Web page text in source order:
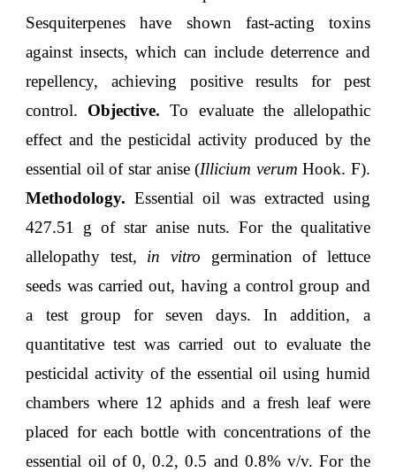
Sesquiterpenes have shown fast-acting toxins
against insects, which can include deterrence and
repellency, achieving positive results for pest
control. Objective. To evaluate the allelopathic
effect and the pesticidal activity produced by the
essential oil of star anise (Illicium verum Hook. F).
Methodology. Essential oil was extracted using
427.51 g of star anise nuts. For the qualitative
allelopathy test, in vitro germination of lettuce
seeds was carried out, having a control group and
a test group for seven days. In addition, a
quantitative test was carried out to evaluate the
pesticidal activity of the essential oil using humid
chambers where 12 aphids and a fresh leaf were
placed for each bottle with concentrations of the
essential oil of 0, 0.2, 0.5 and 0.8% v/v. For the